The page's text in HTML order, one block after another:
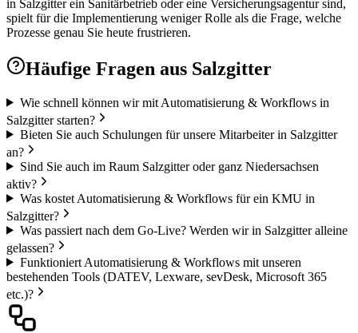
in Salzgitter ein Sanitärbetrieb oder eine Versicherungsagentur sind,
spielt für die Implementierung weniger Rolle als die Frage, welche
Prozesse genau Sie heute frustrieren.
Häufige Fragen aus Salzgitter
Wie schnell können wir mit Automatisierung & Workflows in
Salzgitter starten?
Bieten Sie auch Schulungen für unsere Mitarbeiter in Salzgitter
an?
Sind Sie auch im Raum Salzgitter oder ganz Niedersachsen
aktiv?
Was kostet Automatisierung & Workflows für ein KMU in
Salzgitter?
Was passiert nach dem Go-Live? Werden wir in Salzgitter alleine
gelassen?
Funktioniert Automatisierung & Workflows mit unseren
bestehenden Tools (DATEV, Lexware, sevDesk, Microsoft 365
etc.)?